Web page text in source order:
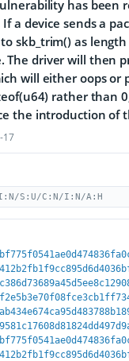
has been
a device sends a
skb_trim() as
The driver will then
will either oops or
rather than
the introduction of
17
S:U/C:N/I:N/A:H